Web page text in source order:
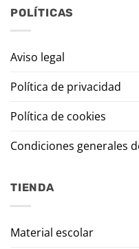
POLÍTICAS
Aviso legal
Política de privacidad
Política de cookies
Condiciones generales
TIENDA
Material escolar